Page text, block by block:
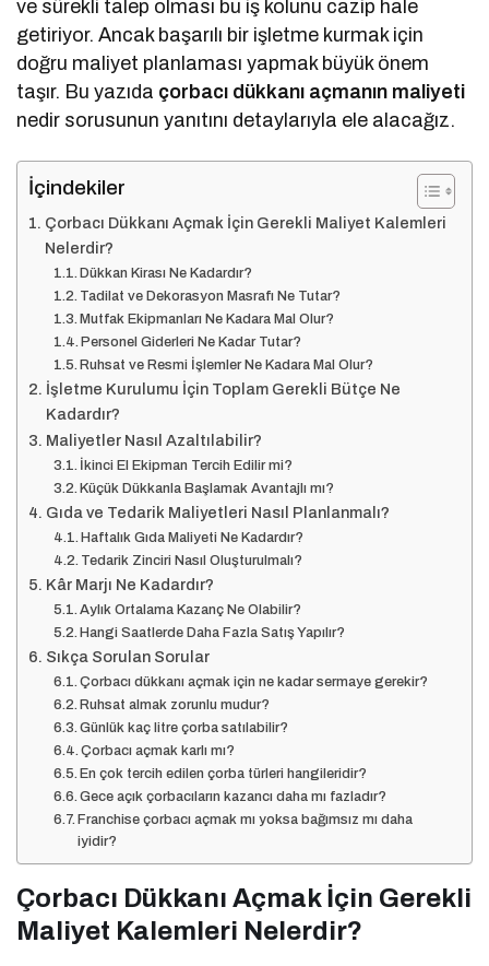
ve sürekli talep olması bu iş kolunu cazip hale
getiriyor. Ancak başarılı bir işletme kurmak için
doğru maliyet planlaması yapmak büyük önem
taşır. Bu yazıda çorbacı dükkanı açmanın maliyeti
nedir sorusunun yanıtını detaylarıyla ele alacağız.
İçindekiler
Çorbacı Dükkanı Açmak İçin Gerekli Maliyet Kalemleri
Nelerdir?
Dükkan Kirası Ne Kadardır?
Tadilat ve Dekorasyon Masrafı Ne Tutar?
Mutfak Ekipmanları Ne Kadara Mal Olur?
Personel Giderleri Ne Kadar Tutar?
Ruhsat ve Resmi İşlemler Ne Kadara Mal Olur?
İşletme Kurulumu İçin Toplam Gerekli Bütçe Ne
Kadardır?
Maliyetler Nasıl Azaltılabilir?
İkinci El Ekipman Tercih Edilir mi?
Küçük Dükkanla Başlamak Avantajlı mı?
Gıda ve Tedarik Maliyetleri Nasıl Planlanmalı?
Haftalık Gıda Maliyeti Ne Kadardır?
Tedarik Zinciri Nasıl Oluşturulmalı?
Kâr Marjı Ne Kadardır?
Aylık Ortalama Kazanç Ne Olabilir?
Hangi Saatlerde Daha Fazla Satış Yapılır?
Sıkça Sorulan Sorular
Çorbacı dükkanı açmak için ne kadar sermaye gerekir?
Ruhsat almak zorunlu mudur?
Günlük kaç litre çorba satılabilir?
Çorbacı açmak karlı mı?
En çok tercih edilen çorba türleri hangileridir?
Gece açık çorbacıların kazancı daha mı fazladır?
Franchise çorbacı açmak mı yoksa bağımsız mı daha
iyidir?
Çorbacı Dükkanı Açmak İçin Gerekli
Maliyet Kalemleri Nelerdir?